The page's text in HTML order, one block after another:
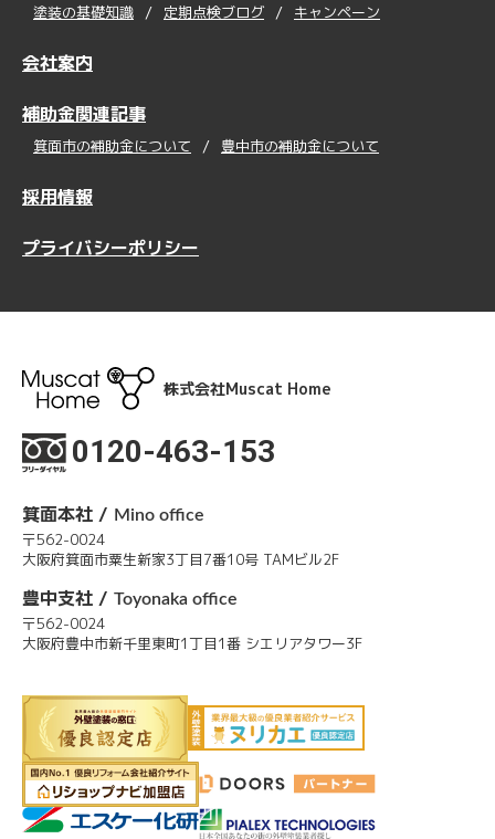
塗装の基礎知識 定期点検ブログ キャンペーン
会社案内
補助金関連記事
箕面市の補助金について 豊中市の補助金について
採用情報
プライバシーポリシー
株式会社Muscat Home
0120-463-153
箕面本社 / Mino office
〒562-0024
大阪府箕面市粟生新家3丁目7番10号 TAMビル2F
豊中支社 / Toyonaka office
〒562-0024
大阪府豊中市新千里東町1丁目1番 シエリアタワー3F